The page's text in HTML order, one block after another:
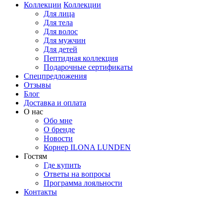
Коллекции Коллекции
Для лица
Для тела
Для волос
Для мужчин
Для детей
Пептидная коллекция
Подарочные сертификаты
Спецпредложения
Отзывы
Блог
Доставка и оплата
О нас
Обо мне
О бренде
Новости
Корнер ILONA LUNDEN
Гостям
Где купить
Ответы на вопросы
Программа лояльности
Контакты